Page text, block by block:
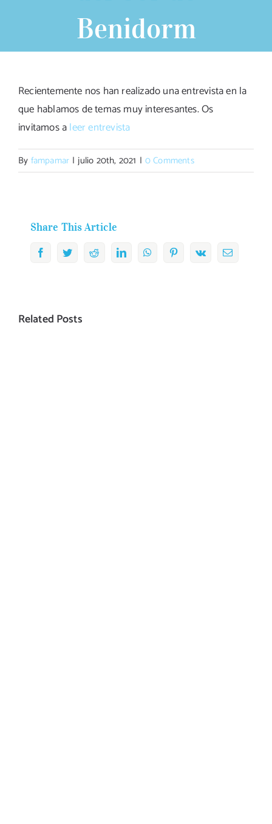
Benidorm
Recientemente nos han realizado una entrevista en la
que hablamos de temas muy interesantes. Os
invitamos aleer entrevista
By fampamar | julio 20th, 2021 | 0 Comments
Share This Article
FacebookTwitterRedditLinkedInWhatsAppPinterestVk Email
Related Posts